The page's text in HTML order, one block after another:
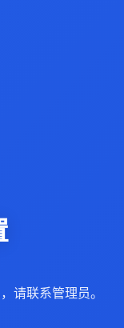
请联系管理员。